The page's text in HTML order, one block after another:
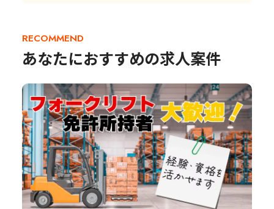
RECOMMEND
あなたにおすすめの求人案件